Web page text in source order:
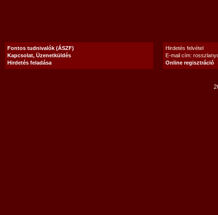
Fontos tudnivalók (ÁSZF)
Kapcsolat, Üzenetküldés
Hirdetés feladása
Hirdetés felvétel
E-mail cím:
Online regisztráció